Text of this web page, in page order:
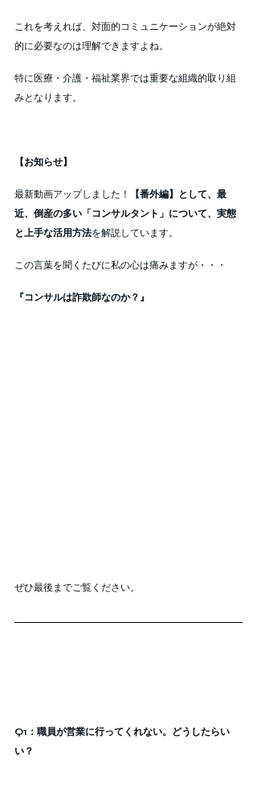
これを考えれば、対面的コミュニケーションが絶対
的に必要なのは理解できますよね。
特に医療・介護・福祉業界では重要な組織的取り組
みとなります。
【お知らせ】
最新動画アップしました！
【番外編】として、最
近、倒産の多い「コンサルタント」について、実態
と上手な活用方法を解説しています。
この言葉を聞くたびに私の心は痛みますが・・・
『コンサルは詐欺師なのか？』
ぜひ最後までご覧ください。
Q1：職員が営業に行ってくれない。どうしたらい
い？